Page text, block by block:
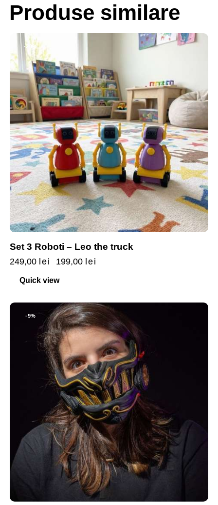
Produse similare
-20%
Set 3 Roboti – Leo the truck
249,00 lei 199,00 lei
Quick view
-9%